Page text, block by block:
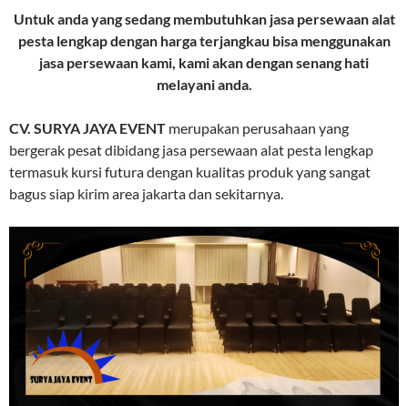
Untuk anda yang sedang membutuhkan jasa persewaan alat
pesta lengkap dengan harga terjangkau bisa menggunakan
jasa persewaan kami, kami akan dengan senang hati
melayani anda.
CV. SURYA JAYA EVENT merupakan perusahaan yang
bergerak pesat dibidang jasa persewaan alat pesta lengkap
termasuk kursi futura dengan kualitas produk yang sangat
bagus siap kirim area jakarta dan sekitarnya.